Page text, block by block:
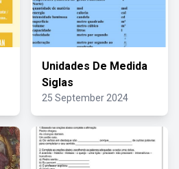
Unidades De Medida
Siglas
25 September 2024